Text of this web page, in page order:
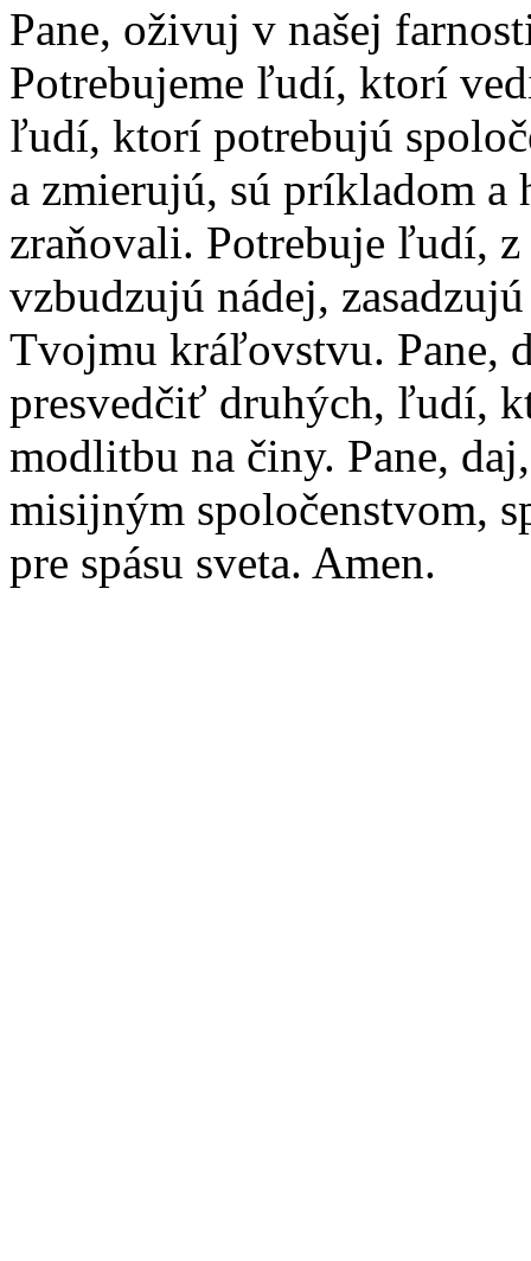
Pane, oživuj v našej
Potrebujeme ľudí, ktorí
ľudí, ktorí potrebujú
a zmierujú, sú príkladom a
zraňovali. Potrebuje ľudí,
vzbudzujú nádej,
Tvojmu kráľovstvu. Pane,
presvedčiť druhých, ľudí,
modlitbu na činy. Pane,
misijným spoločenstvom,
pre spásu sveta. Amen.